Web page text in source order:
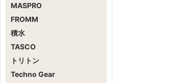
MASPRO
FROMM
積水
TASCO
トリトン
Techno Gear